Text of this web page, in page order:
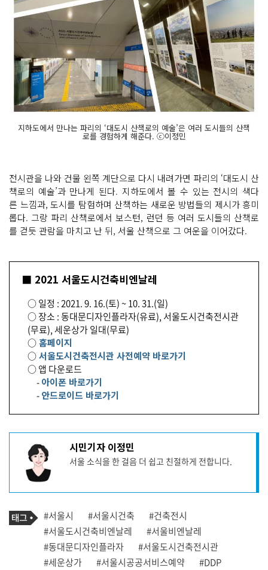
지하도에서 만나는 파리의 ‘대도시 산책로의 예술’은 여러 도시들의 산책
로를 경험하게 해준다. ⓒ이정민
전시관을 나와 건물 왼쪽 계단으로 다시 내려가면 파리의 ‘대도시 산
책로의 예술’과 만나게 된다. 지하도에서 볼 수 있는 전시의 색다
른 느낌과, 도시를 탐험하며 산책하는 새로운 방법들의 제시가 흥미
롭다. 그랑 파리 산책로에서 보스턴, 런던 등 여러 도시들의 산책로
를 걷듯 관람을 마치고 난 뒤, 서울 산책으로 그 여운을 이어갔다.
■ 2021 서울도시건축비엔날레
○ 일정 : 2021. 9. 16.(토) ~ 10. 31.(일)
○ 장소 : 동대문디자인플라자(유료), 서울도시건축전시관
(무료), 세운상가 일대(무료)
○홈페이지
○서울도시건축전시관 사전예약 바로가기
○ 앱 다운로드
-아이폰 바로가기
-안드로이드 바로가기
프
필
시민기자 이정민
서울 소식을 한 걸음 더 쉽고 친절하게 전합니다.
기
사
관
련
태
그
태
그
#서울시 #서울시건축
#건축전시
#서울도시건축비엔날레
#서울비엔날레
#동대문디자인플라자
#서울도시건축전시관
#세운상가
#서울시공공서비스예약
#DDP